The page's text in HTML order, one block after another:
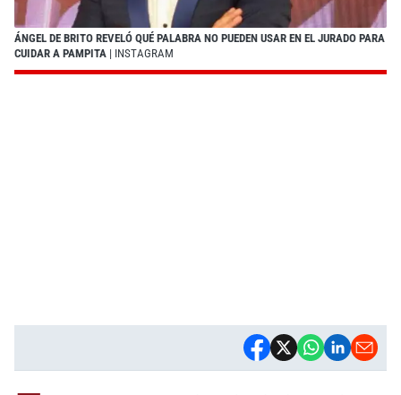
ÁNGEL DE BRITO REVELÓ QUÉ PALABRA NO PUEDEN USAR EN EL JURADO PARA
CUIDAR A PAMPITA | INSTAGRAM